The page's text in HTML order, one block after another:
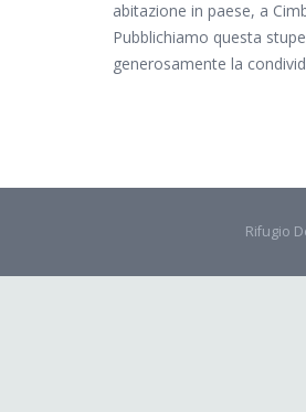
abitazione in paese, a
Pubblichiamo questa
generosamente la
Rifugio